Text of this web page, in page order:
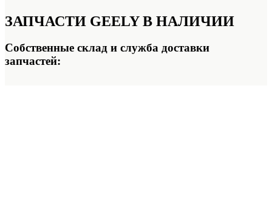
ЗАПЧАСТИ GEELYВ НАЛИЧИИ
Собственные склад и служба доставки
запчастей: